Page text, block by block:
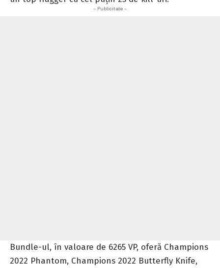
- Publicitate -
Bundle-ul, în valoare de 6265 VP, oferă Champions
2022 Phantom, Champions 2022 Butterfly Knife,